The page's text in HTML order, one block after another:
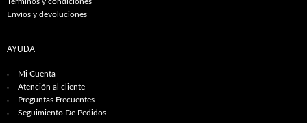
Envíos y devoluciones
AYUDA
Mi Cuenta
Atención al cliente
Preguntas Frecuentes
Seguimiento De Pedidos